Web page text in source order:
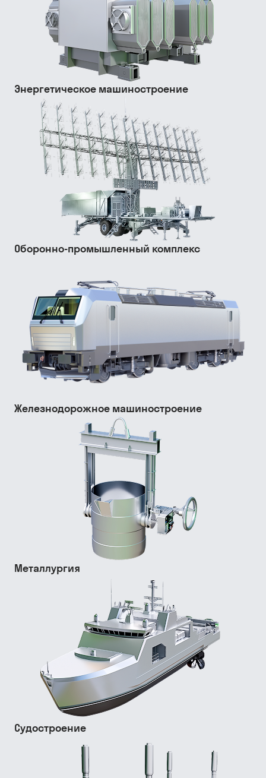
Энергетическое машиностроение
Оборонно-промышленный комплекс
Железнодорожное машиностроение
Металлургия
Судостроение